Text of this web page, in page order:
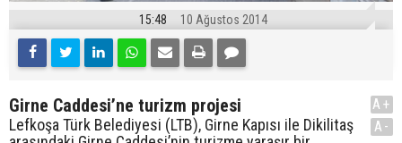
15:48 10 Ağustos 2014
Girne Caddesi’ne turizm projesi
Lefkoşa Türk Belediyesi (LTB), Girne Kapısı ile Dikilitaş
A+
A-